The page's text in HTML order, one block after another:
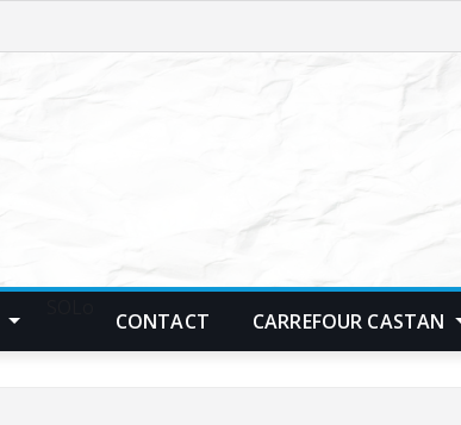
CONTACT CARREFOUR CASTAN